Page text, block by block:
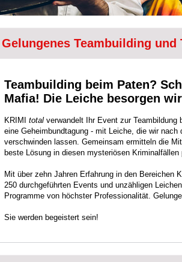
Gelungenes Teambuilding
Teambuilding beim Paten?
Mafia! Die Leiche besorgen
KRIMI total verwandelt Ihr Event zur Teambildung
eine Geheimbundtagung - mit Leiche, die wir
verschwinden lassen. Gemeinsam ermitteln die
beste Lösung in diesen mysteriösen Kriminalfällen
Mit über zehn Jahren Erfahrung in den Bereichen
250 durchgeführten Events und unzähligen
Programme von höchster Professionalität.
Sie werden begeistert sein!